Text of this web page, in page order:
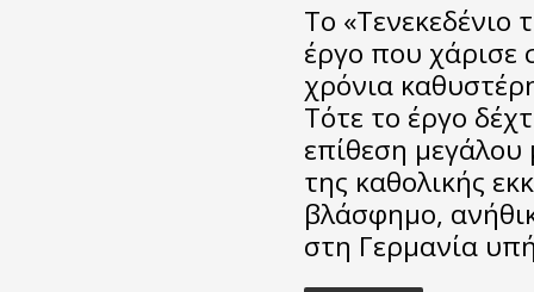
Το «Τενεκεδένιο
έργο που χάρισε
χρόνια
Τότε το έργο
επίθεση μεγάλου
της καθολικής
βλάσφημο,
στη Γερμανία